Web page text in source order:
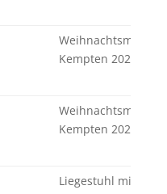
Weihnachtsmarkt
Kempten 2024
Weihnachtsmarkt
Kempten 2024
Liegestuhl mit